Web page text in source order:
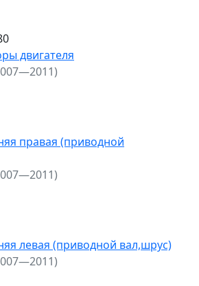
двигателя
правая (приводной
левая (приводной вал,шрус)